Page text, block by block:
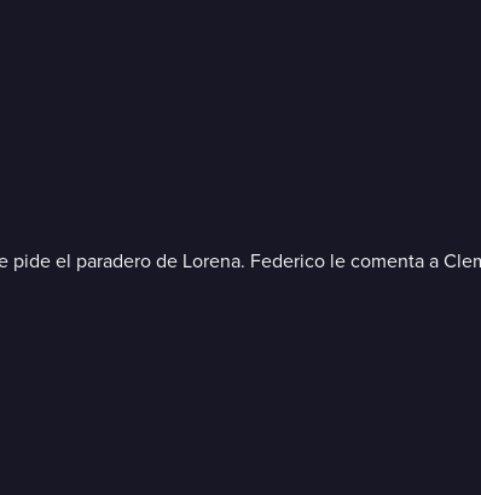
el paradero de Lorena. Federico le comenta a